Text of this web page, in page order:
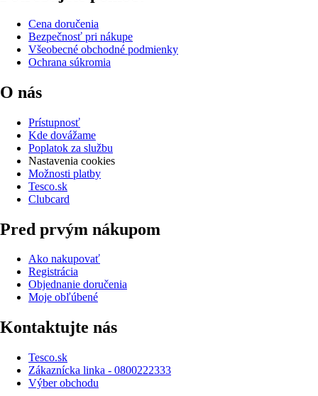
Cena doručenia
Bezpečnosť pri nákupe
Všeobecné obchodné podmienky
Ochrana súkromia
O nás
Prístupnosť
Kde dovážame
Poplatok za službu
Nastavenia cookies
Možnosti platby
Tesco.sk
Clubcard
Pred prvým nákupom
Ako nakupovať
Registrácia
Objednanie doručenia
Moje obľúbené
Kontaktujte nás
Tesco.sk
Zákaznícka linka - 0800222333
Výber obchodu